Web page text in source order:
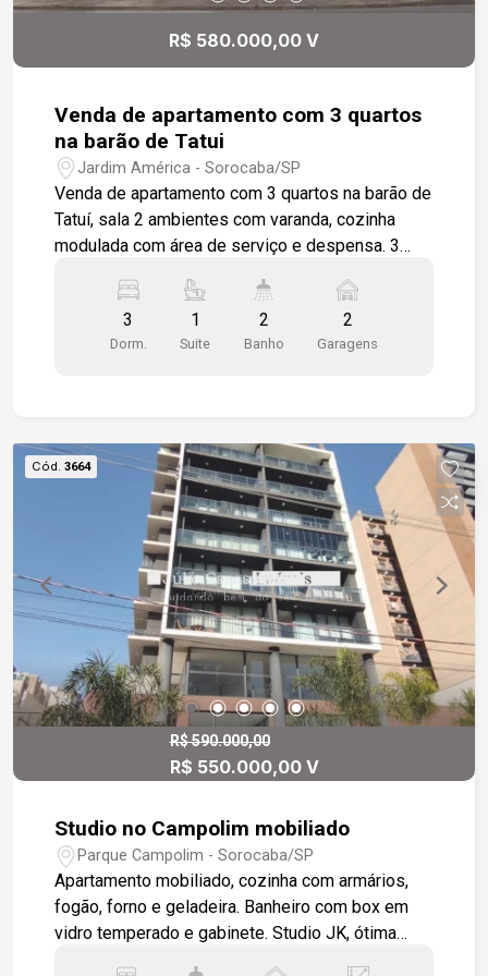
R$ 580.000,00 V
Venda de apartamento com 3 quartos
na barão de Tatui
Jardim América - Sorocaba/SP
Venda de apartamento com 3 quartos na barão de
Tatuí, sala 2 ambientes com varanda, cozinha
modulada com área de serviço e despensa. 3
box em vidro e gabinete. dois dos quartos com
modulados. todo em piso madeira, com
ambientes amplos e iluminados. 2 vagas de
supermercados, com saída para as principais
Avenidas da Cidade.
3
Dorm.
1
Suite
2
Banho
2
Garagens
Cód. 3664
R$ 590.000,00
R$ 550.000,00 V
Studio no Campolim mobiliado
Parque Campolim - Sorocaba/SP
Apartamento mobiliado, cozinha com armários,
fogão, forno e geladeira. Banheiro com box em
vidro temperado e gabinete. Studio JK, ótima